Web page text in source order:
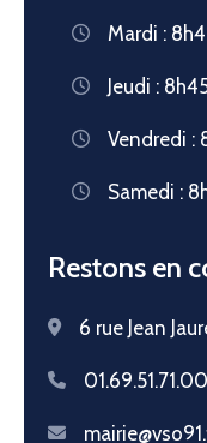
Mardi :
Jeudi :
Vendredi :
Samedi :
Restons en
6 rue Jean
01.69.51.71.00